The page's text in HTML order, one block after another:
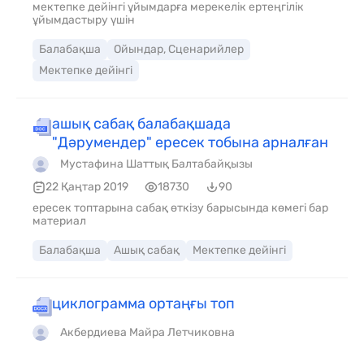
мектепке дейінгі ұйымдарға мерекелік ертеңгілік
ұйымдастыру үшін
Балабақша
Ойындар, Сценарийлер
Мектепке дейінгі
ашық сабақ балабақшада
"Дәрумендер" ересек тобына арналған
Мустафина Шаттық Балтабайқызы
22 Қаңтар 2019
18730
90
ересек топтарына сабақ өткізу барысында көмегі бар
материал
Балабақша Ашық сабақ Мектепке дейінгі
циклограмма ортаңғы топ
Акбердиева Майра Летчиковна